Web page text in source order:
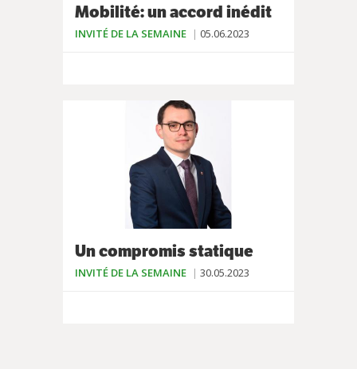
Mobilité: un accord inédit
INVITÉ DE LA SEMAINE 05.06.2023
Un compromis statique
INVITÉ DE LA SEMAINE 30.05.2023